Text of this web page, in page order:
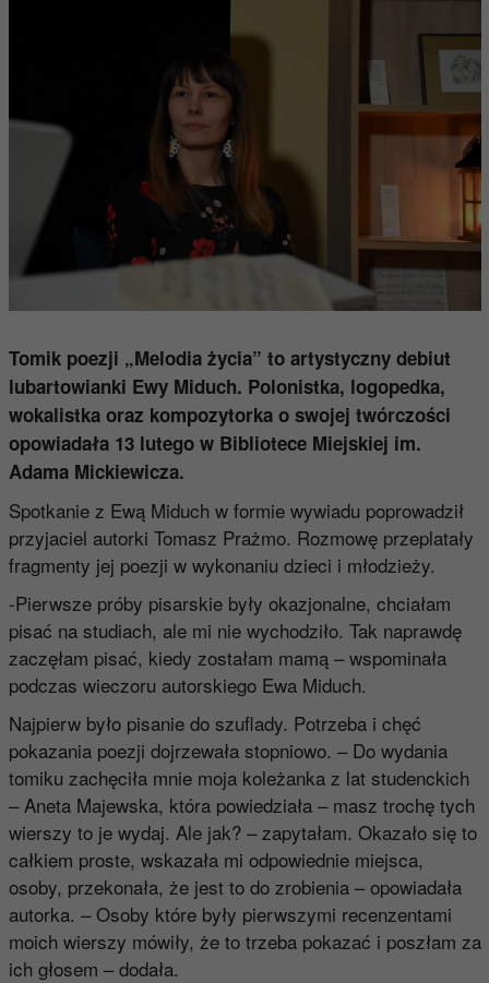
Tomik poezji „Melodia życia” to artystyczny debiut
lubartowianki Ewy Miduch. Polonistka, logopedka,
wokalistka oraz kompozytorka o swojej twórczości
opowiadała 13 lutego w Bibliotece Miejskiej im.
Adama Mickiewicza.
Spotkanie z Ewą Miduch w formie wywiadu poprowadził
przyjaciel autorki Tomasz Prażmo. Rozmowę przeplatały
fragmenty jej poezji w wykonaniu dzieci i młodzieży.
-Pierwsze próby pisarskie były okazjonalne, chciałam
pisać na studiach, ale mi nie wychodziło. Tak naprawdę
zaczęłam pisać, kiedy zostałam mamą – wspominała
podczas wieczoru autorskiego Ewa Miduch.
Najpierw było pisanie do szuflady. Potrzeba i chęć
pokazania poezji dojrzewała stopniowo. – Do wydania
tomiku zachęciła mnie moja koleżanka z lat studenckich
– Aneta Majewska, która powiedziała – masz trochę tych
wierszy to je wydaj. Ale jak? – zapytałam. Okazało się to
całkiem proste, wskazała mi odpowiednie miejsca,
osoby, przekonała, że jest to do zrobienia – opowiadała
autorka. – Osoby które były pierwszymi recenzentami
moich wierszy mówiły, że to trzeba pokazać i poszłam za
ich głosem – dodała.